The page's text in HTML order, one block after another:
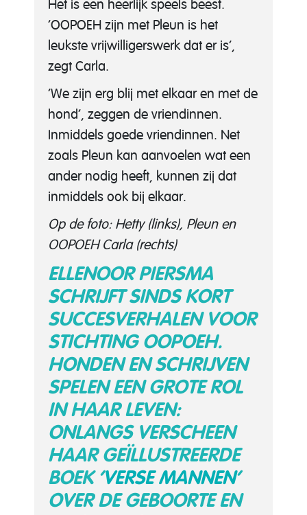
Het is een heerlijk speels beest.
‘OOPOEH zijn met Pleun is het
leukste vrijwilligerswerk dat er is’,
zegt Carla.
‘We zijn erg blij met elkaar en met de
hond’, zeggen de vriendinnen.
Inmiddels goede vriendinnen. Net
zoals Pleun kan aanvoelen wat een
ander nodig heeft, kunnen zij dat
inmiddels ook bij elkaar.
Op de foto: Hetty (links), Pleun en
OOPOEH Carla (rechts)
ELLENOOR PIERSMA
SCHRIJFT SINDS KORT
SUCCESVERHALEN VOOR
STICHTING OOPOEH.
HONDEN EN SCHRIJVEN
SPELEN EEN GROTE ROL
IN HAAR LEVEN:
ONLANGS VERSCHEEN
HAAR GEÏLLUSTREERDE
BOEK ‘VERSE MANNEN‘
OVER DE GEBOORTE EN